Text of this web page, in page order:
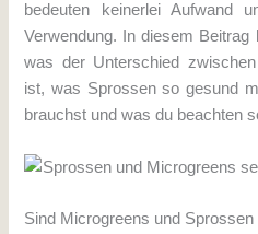
bedeuten keinerlei Aufwand
Verwendung. In diesem
was der Unterschied
ist, was Sprossen so gesund
brauchst und was du beachten
Sind Microgreens und